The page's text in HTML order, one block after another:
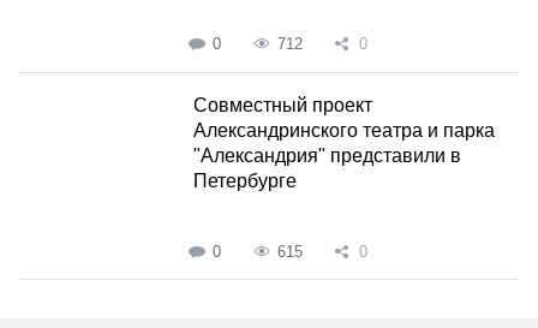
0 712 0
Совместный проект
Александринского театра и парка
"Александрия" представили в
Петербурге
0 615 0